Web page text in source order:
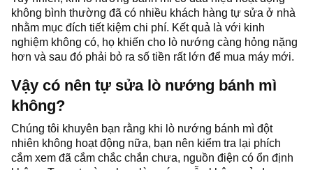
không bình thường đã có nhiều khách hàng tự sửa ở nhà
nhằm mục đích tiết kiệm chi phí. Kết quả là với kinh
nghiệm không có, họ khiến cho lò nướng càng hỏng nặng
hơn và sau đó phải bỏ ra số tiền rất lớn để mua máy mới.
Vậy có nên tự sửa lò nướng bánh mì
không?
Chúng tôi khuyên bạn rằng khi lò nướng bánh mì đột
nhiên không hoạt động nữa, bạn nên kiểm tra lại phích
cắm xem đã cắm chắc chắn chưa, nguồn điện có ổn định